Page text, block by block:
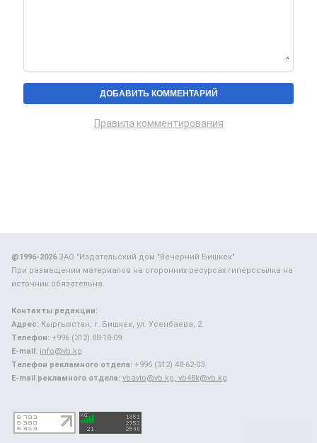
Правила комментирования
@1996-2026ЗАО "Издательский дом "Вечерний Бишкек"
При размещении материалов на сторонних ресурсах гиперссылка на
источник обязательна.
Контакты редакции:
Адрес: Кыргызстан, г. Бишкек, ул. Усенбаева, 2.
Телефон: +996 (312) 88-18-09.
E-mail: info@vb.kg
Телефон рекламного отдела: +996 (312) 48-62-03.
E-mail рекламного отдела: vbavto@vb.kg, vb48k@vb.kg